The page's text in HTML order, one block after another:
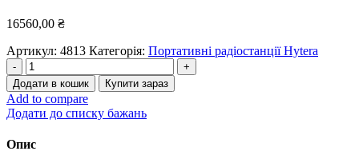
16560,00 ₴
Артикул: 4813 Категорія: Портативні радіостанції Hytera
Hytera
HP605
UHF
—
Радиостанция
цифровая
Додати в кошик Купити зараз
Add to compare
Додати до списку бажань
Опис